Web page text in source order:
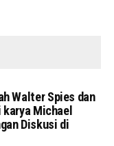
Walter Spies dan
Michael
Diskusi di